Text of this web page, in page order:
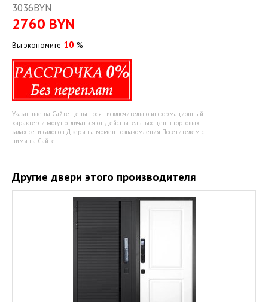
3036BYN
2760 BYN
Вы экономите 10 %
Указанные на Сайте цены носят исключительно информационный
характер и могут отличаться от действительных цен в торговых
залах сети салонов Двери на момент ознакомления Посетителем с
ними на Сайте.
Другие двери этого производителя